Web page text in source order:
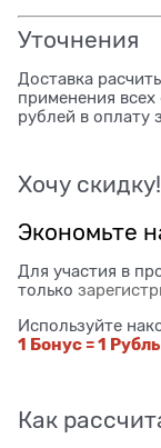
Уточнения
Доставка
применения
рублей в оплату
Хочу скидку!
Экономьте
Для участия в
только
Используйте
1 Бонус = 1 Рубль
Как